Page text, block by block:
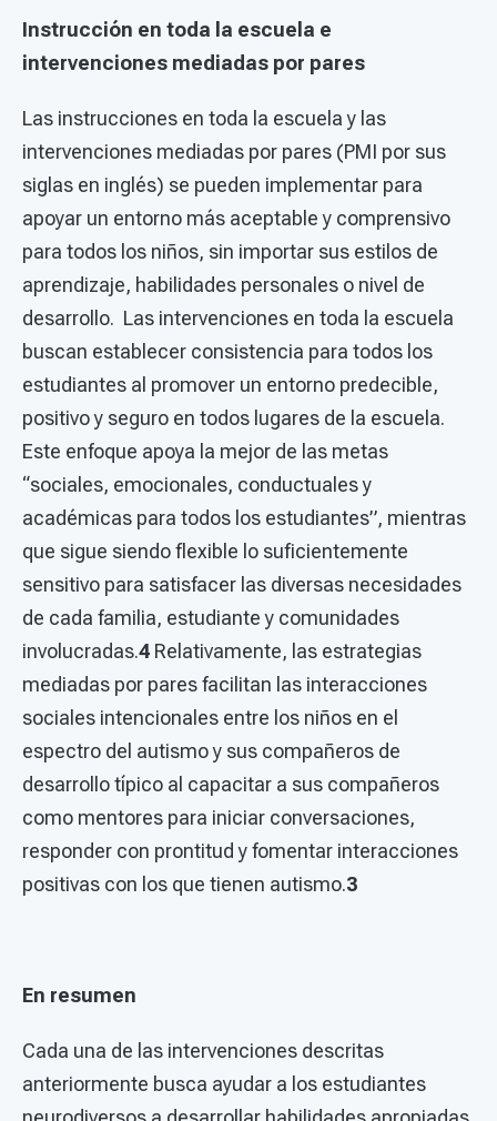
Instrucción en toda la escuela e
intervenciones mediadas por pares
Las instrucciones en toda la escuela y las
intervenciones mediadas por pares (PMI por sus
siglas en inglés) se pueden implementar para
apoyar un entorno más aceptable y comprensivo
para todos los niños, sin importar sus estilos de
aprendizaje, habilidades personales o nivel de
desarrollo. Las intervenciones en toda la escuela
buscan establecer consistencia para todos los
estudiantes al promover un entorno predecible,
positivo y seguro en todos lugares de la escuela.
Este enfoque apoya la mejor de las metas
“sociales, emocionales, conductuales y
académicas para todos los estudiantes”, mientras
que sigue siendo flexible lo suficientemente
sensitivo para satisfacer las diversas necesidades
de cada familia, estudiante y comunidades
involucradas.4 Relativamente, las estrategias
mediadas por pares facilitan las interacciones
sociales intencionales entre los niños en el
espectro del autismo y sus compañeros de
desarrollo típico al capacitar a sus compañeros
como mentores para iniciar conversaciones,
responder con prontitud y fomentar interacciones
positivas con los que tienen autismo.3
En resumen
Cada una de las intervenciones descritas
anteriormente busca ayudar a los estudiantes